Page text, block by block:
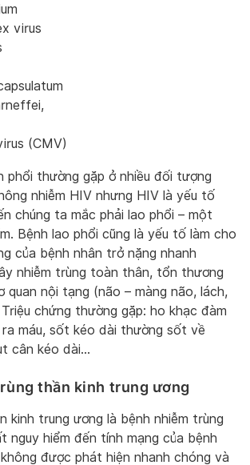
virus
(CMV)
phổi thường gặp ở nhiều đối tượng
nhiễm HIV nhưng HIV là yếu tố
chúng ta mắc phải lao phổi – một
Bệnh lao phổi cũng là yếu tố làm cho
của bệnh nhân trở nặng nhanh
nhiễm trùng toàn thân, tổn thương
quan nội tạng (não – màng não, lách,
chứng thường gặp: ho khạc đàm
máu, sốt kéo dài thường sốt về
cân kéo dài…
thần kinh trung ương
kinh trung ương là bệnh nhiễm trùng
nguy hiểm đến tính mạng của bệnh
được phát hiện nhanh chóng và